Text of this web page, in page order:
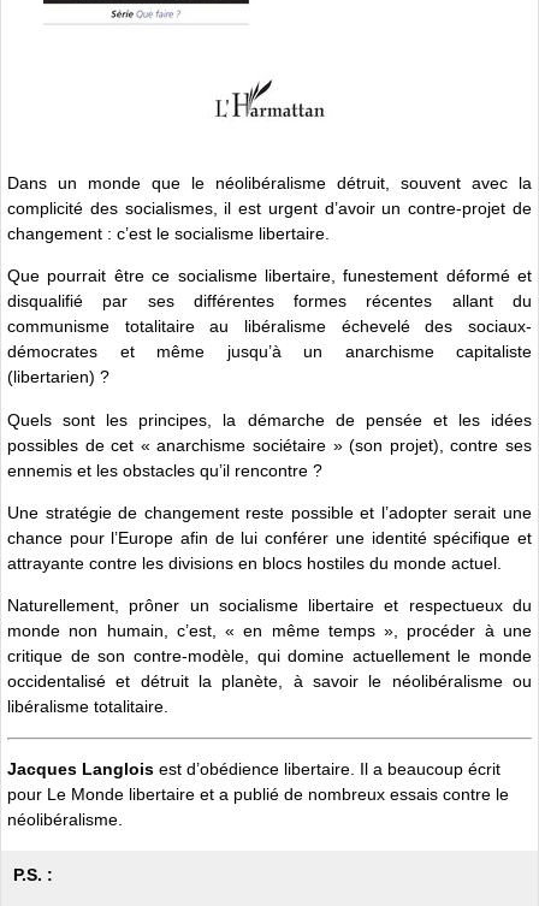
Dans un monde que le néolibéralisme détruit, souvent avec la
complicité des socialismes, il est urgent d’avoir un contre-projet de
changement : c’est le socialisme libertaire.
Que pourrait être ce socialisme libertaire, funestement déformé et
disqualifié par ses différentes formes récentes allant du
communisme totalitaire au libéralisme échevelé des sociaux-
démocrates et même jusqu’à un anarchisme capitaliste
(libertarien) ?
Quels sont les principes, la démarche de pensée et les idées
possibles de cet « anarchisme sociétaire » (son projet), contre ses
ennemis et les obstacles qu’il rencontre ?
Une stratégie de changement reste possible et l’adopter serait une
chance pour l’Europe afin de lui conférer une identité spécifique et
attrayante contre les divisions en blocs hostiles du monde actuel.
Naturellement, prôner un socialisme libertaire et respectueux du
monde non humain, c’est, « en même temps », procéder à une
critique de son contre-modèle, qui domine actuellement le monde
occidentalisé et détruit la planète, à savoir le néolibéralisme ou
libéralisme totalitaire.
Jacques Langlois est d’obédience libertaire. Il a beaucoup écrit
pour Le Monde libertaire et a publié de nombreux essais contre le
néolibéralisme.
P.S. :